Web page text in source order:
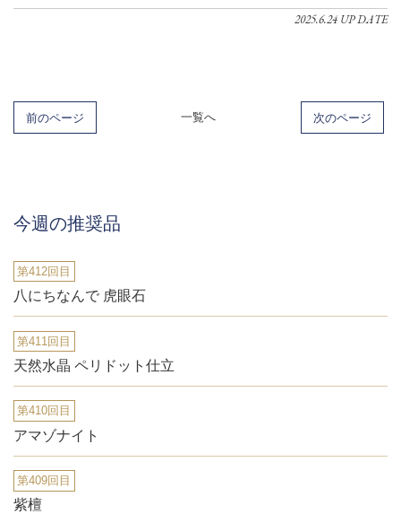
2025.6.24 UP DATE
前のページ 一覧へ 次のページ
今週の推奨品
第412回目
八にちなんで 虎眼石
第411回目
天然水晶 ペリドット仕立
第410回目
アマゾナイト
第409回目
紫檀